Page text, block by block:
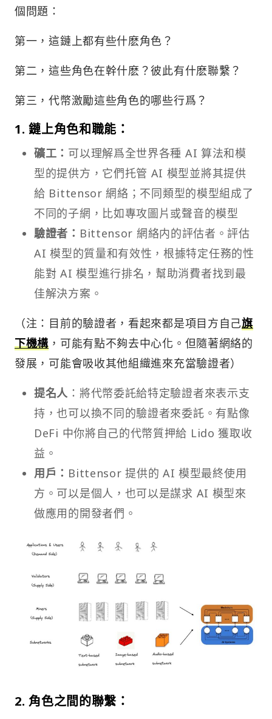
個問題：
第一，這鏈上都有些什麽角色？
第二，這些角色在幹什麽？彼此有什麽聯繫？
第三，代幣激勵這些角色的哪些行爲？
1.鏈上角色和職能：
礦工： 可以理解爲全世界各種 AI 算法和模
型的提供方，它們托管 AI 模型並將其提供
給 Bittensor 網絡；不同類型的模型組成了
不同的子網，比如專攻圖片或聲音的模型
驗證者： Bittensor 網絡内的評估者。評估
AI 模型的質量和有效性，根據特定任務的性
能對 AI 模型進行排名，幫助消費者找到最
佳解決方案。
（注：目前的驗證者，看起來都是項目方自己旗
下機構 ，可能有點不夠去中心化。但隨著網絡的
發展，可能會吸收其他組織進來充當驗證者）
提名人 ：將代幣委託給特定驗證者來表示支
持，也可以換不同的驗證者來委託。有點像
DeFi 中你將自己的代幣質押給 Lido 獲取收
益。
用戶： Bittensor 提供的 AI 模型最終使用
方。可以是個人，也可以是謀求 AI 模型來
做應用的開發者們。
2.角色之間的聯繫：